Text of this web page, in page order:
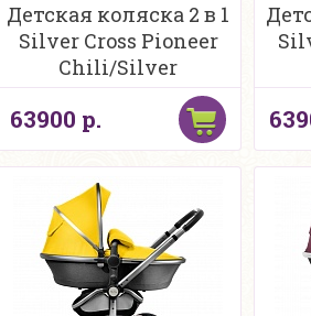
Детская коляска 2 в 1
Silver Cross Pioneer
Chili/Silver
63900 р.